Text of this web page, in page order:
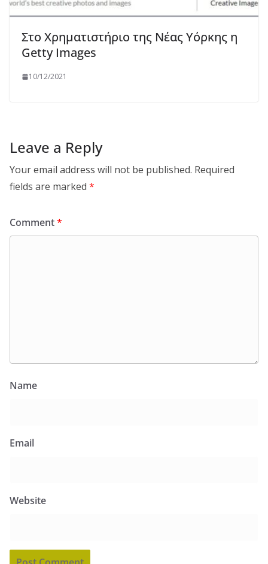
Στο Χρηματιστήριο της Νέας Υόρκης η
Getty Images
10/12/2021
Leave a Reply
Your email address will not be published. Required
fields are marked *
Comment*
Name
Email
Website